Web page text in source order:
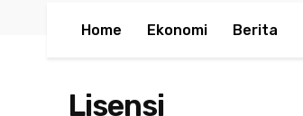
Home Ekonomi Berita
Lisensi